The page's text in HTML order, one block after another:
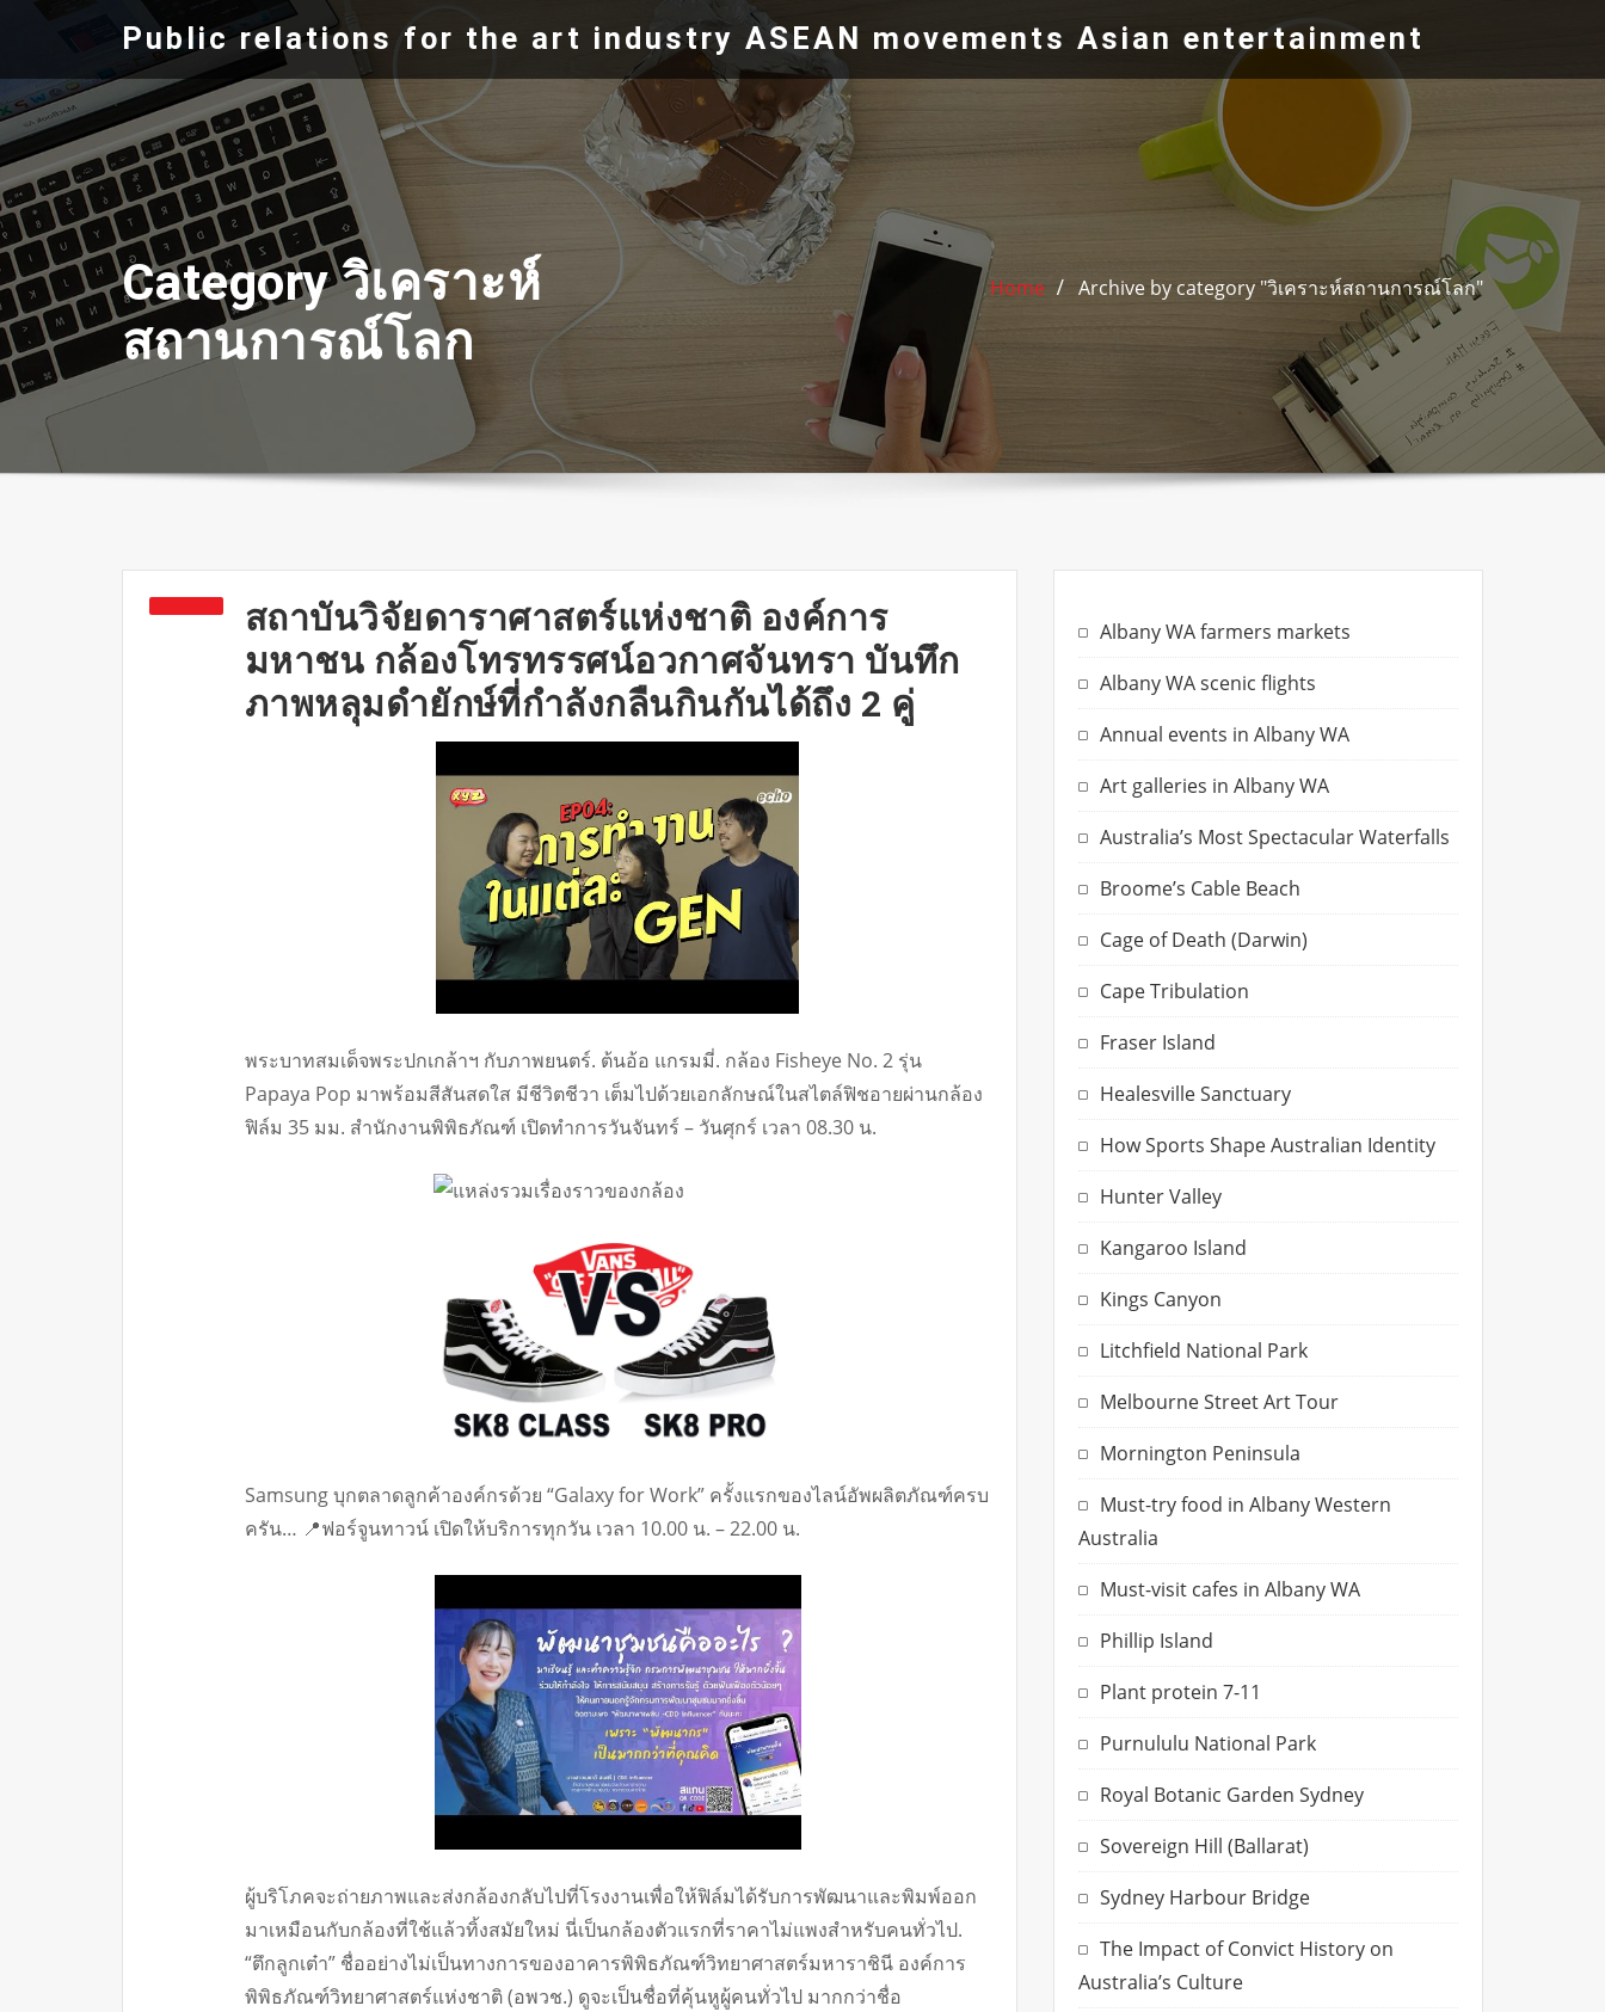
content
Public relations for the art industry ASEAN movements Asian entertainment
Category วิเคราะห์
สถานการณ์โลก
Home Archive by category "วิเคราะห์สถานการณ์โลก"
สถาบันวิจัยดาราศาสตร์แห่งชาติ องค์การ
มหาชน กล้องโทรทรรศน์อวกาศจันทรา บันทึก
ภาพหลุมดำยักษ์ที่กำลังกลืนกินกันได้ถึง 2 คู่
พระบาทสมเด็จพระปกเกล้าฯ กับภาพยนตร์. ต้นอ้อ แกรมมี่. กล้อง Fisheye No. 2 รุ่น
Papaya Pop มาพร้อมสีสันสดใส มีชีวิตชีวา เต็มไปด้วยเอกลักษณ์ในสไตล์ฟิชอายผ่านกล้อง
ฟิล์ม 35 มม. สำนักงานพิพิธภัณฑ์ เปิดทำการวันจันทร์ – วันศุกร์ เวลา 08.30 น.
Samsung บุกตลาดลูกค้าองค์กรด้วย “Galaxy for Work” ครั้งแรกของไลน์อัพผลิตภัณฑ์ครบ
ครัน… 📍ฟอร์จูนทาวน์ เปิดให้บริการทุกวัน เวลา 10.00 น. – 22.00 น.
ผู้บริโภคจะถ่ายภาพและส่งกล้องกลับไปที่โรงงานเพื่อให้ฟิล์มได้รับการพัฒนาและพิมพ์ออก
มาเหมือนกับกล้องที่ใช้แล้วทิ้งสมัยใหม่ นี่เป็นกล้องตัวแรกที่ราคาไม่แพงสำหรับคนทั่วไป.
“ตึกลูกเต๋า” ชื่ออย่างไม่เป็นทางการของอาคารพิพิธภัณฑ์วิทยาศาสตร์มหาราชินี องค์การ
พิพิธภัณฑ์วิทยาศาสตร์แห่งชาติ (อพวช.) ดูจะเป็นชื่อที่คุ้นหูผู้คนทั่วไป มากกว่าชื่อ
Albany WA farmers markets
Albany WA scenic flights
Annual events in Albany WA
Art galleries in Albany WA
Australia’s Most Spectacular Waterfalls
Broome’s Cable Beach
Cage of Death (Darwin)
Cape Tribulation
Fraser Island
Healesville Sanctuary
How Sports Shape Australian Identity
Hunter Valley
Kangaroo Island
Kings Canyon
Litchfield National Park
Melbourne Street Art Tour
Mornington Peninsula
Must-try food in Albany Western
Australia
Must-visit cafes in Albany WA
Phillip Island
Plant protein 7-11
Purnululu National Park
Royal Botanic Garden Sydney
Sovereign Hill (Ballarat)
Sydney Harbour Bridge
The Impact of Convict History on
Australia’s Culture